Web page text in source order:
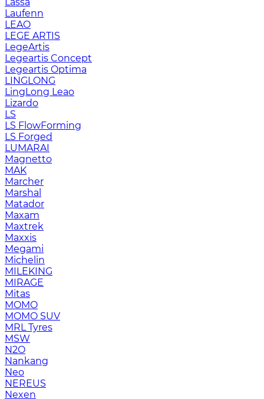
Laufenn
LEAO
LEGE ARTIS
LegeArtis
Legeartis Concept
Legeartis Optima
LINGLONG
LingLong Leao
Lizardo
LS
LS FlowForming
LS Forged
LUMARAI
Magnetto
MAK
Marcher
Marshal
Matador
Maxam
Maxtrek
Maxxis
Megami
Michelin
MILEKING
MIRAGE
Mitas
MOMO
MOMO SUV
MRL Tyres
MSW
N2O
Nankang
Neo
NEREUS
Nexen